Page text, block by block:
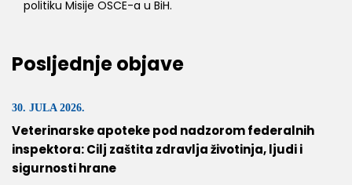
politiku Misije OSCE-a u BiH.
Posljednje objave
30. JULA 2026.
Veterinarske apoteke pod nadzorom federalnih
inspektora: Cilj zaštita zdravlja životinja, ljudi i
sigurnosti hrane